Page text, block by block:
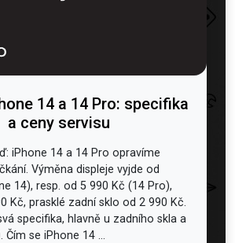
14 a 14 Pro: specifika
a ceny servisu
iPhone 14 a 14 Pro opravíme
Výměna displeje vyjde od
14), resp. od 5 990 Kč (14 Pro),
Kč, prasklé zadní sklo od 2 990 Kč.
specifika, hlavně u zadního skla a
Čím se iPhone 14 ...